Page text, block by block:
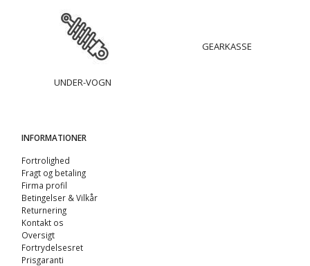
UNDER-VOGN
GEARKASSE
INFORMATIONER
Fortrolighed
Fragt og betaling
Firma profil
Betingelser & Vilkår
Returnering
Kontakt os
Oversigt
Fortrydelsesret
Prisgaranti